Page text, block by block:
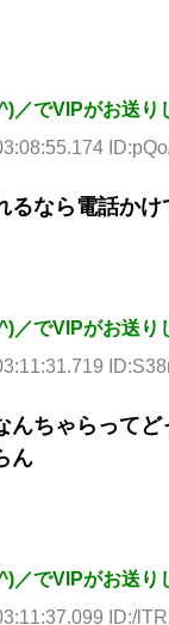
／でVIPがお送り
るなら電話かけ
／でVIPがお送り
んちゃらってど
ん
／でVIPがお送り
ID:/